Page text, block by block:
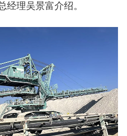
经理吴景富介绍。